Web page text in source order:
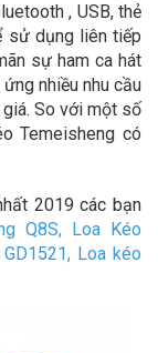
, USB, thẻ
sử dụng liên tiếp
sự ham ca hát
nhiều nhu cầu
So với một số
Temeisheng có
2019 các bạn
Q8S, Loa Kéo
, Loa kéo